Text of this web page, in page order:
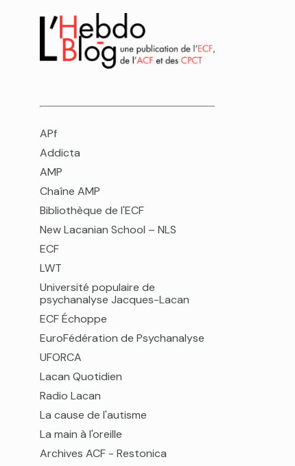
APf
Addicta
AMP
Chaîne AMP
Bibliothèque de l'ECF
New Lacanian School – NLS
ECF
LWT
Université populaire de
psychanalyse Jacques-Lacan
ECF Échoppe
EuroFédération de Psychanalyse
UFORCA
Lacan Quotidien
Radio Lacan
La cause de l'autisme
La main à l'oreille
Archives ACF - Restonica